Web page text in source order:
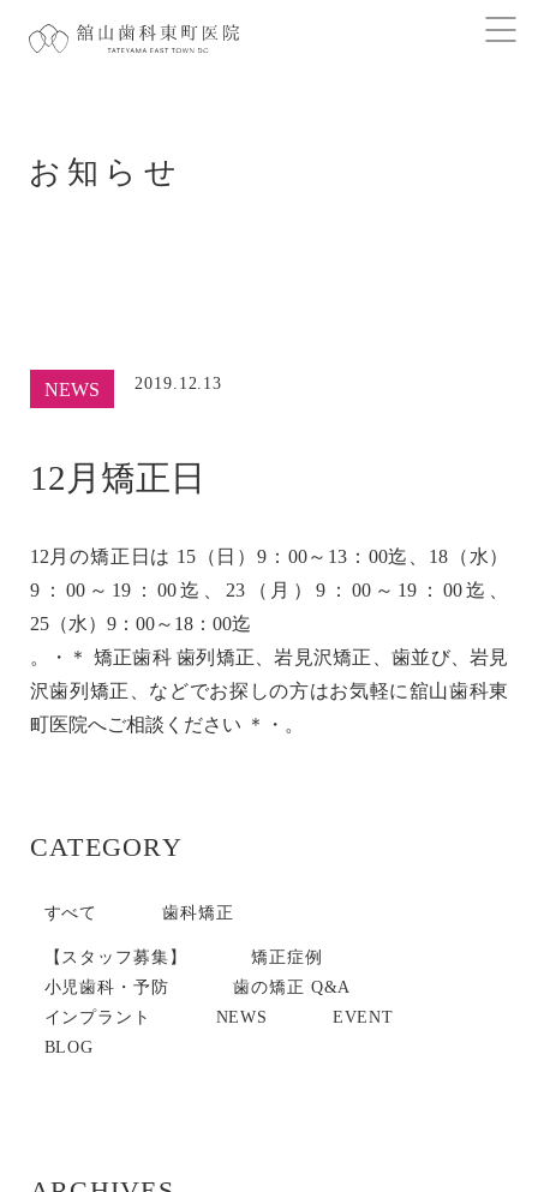
お知らせ
CATEGORY
すべて 歯科矯正
【スタッフ募集】
矯正症例
小児歯科・予防
歯の矯正 Q&A
インプラント
NEWS
EVENT
BLOG
NEWS 2019.12.13
12月矯正日
12月の矯正日は 15（日）9：00～13：00迄、18（水）
9：00～19：00迄、23（月）9：00～19：00迄、
25（水）9：00～18：00迄
。・＊ 矯正歯科 歯列矯正、岩見沢矯正、歯並び、岩見
沢歯列矯正、などでお探しの方はお気軽に舘山歯科東
町医院へご相談ください ＊・。